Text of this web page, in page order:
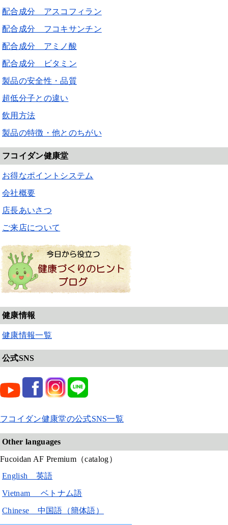
配合成分 アスコフィラン
配合成分 フコキサンチン
配合成分 アミノ酸
配合成分 ビタミン
製品の安全性・品質
超低分子との違い
飲用方法
製品の特徴・他とのちがい
フコイダン健康堂
お得なポイントシステム
会社概要
店長あいさつ
ご来店について
健康情報
健康情報一覧
公式SNS
フコイダン健康堂の公式SNS一覧
Other languages
Fucoidan AF Premium（catalog）
English 英語
Vietnam ベトナム語
Chinese 中国語（簡体語）